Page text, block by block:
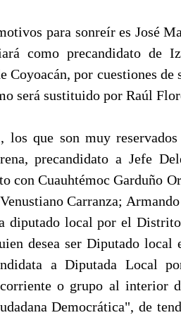
para sonreír es José
como precandidato de
Coyoacán, por cuestiones de
será sustituido por Raúl
que son muy reservados
precandidato a Jefe
con Cuauhtémoc Garduño
Carranza;
diputado local por el
desea ser Diputado local
a Diputada Local
o grupo al interior
Democrática", de